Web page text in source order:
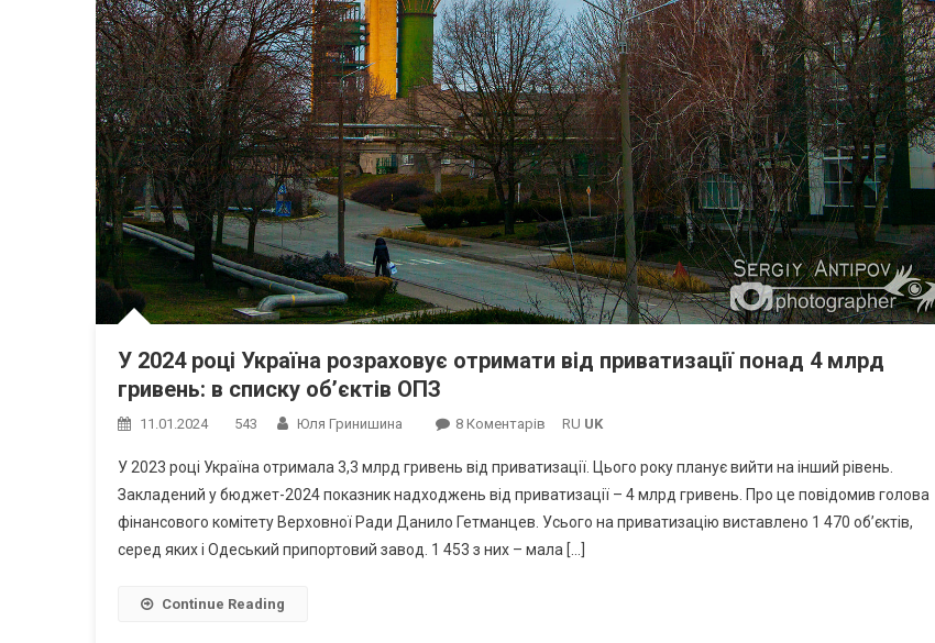
У 2024 році Україна розраховує отримати від приватизації понад 4 млрд
гривень: в списку об’єктів ОПЗ
11.01.2024 543 Юля Гринишина 8 Коментарів До
2024
Році
Україна
Розраховує
RU UK
У 2023 році Україна отримала 3,3 млрд гривень від приватизації. Цього року планує вийти на інший рівень.
Закладений у бюджет-2024 показник надходжень від приватизації – 4 млрд гривень. Про це повідомив голова
фінансового комітету Верховної Ради Данило Гетманцев. Усього на приватизацію виставлено 1 470 об’єктів,
серед яких і Одеський припортовий завод. 1 453 з них – мала […]
Continue Reading